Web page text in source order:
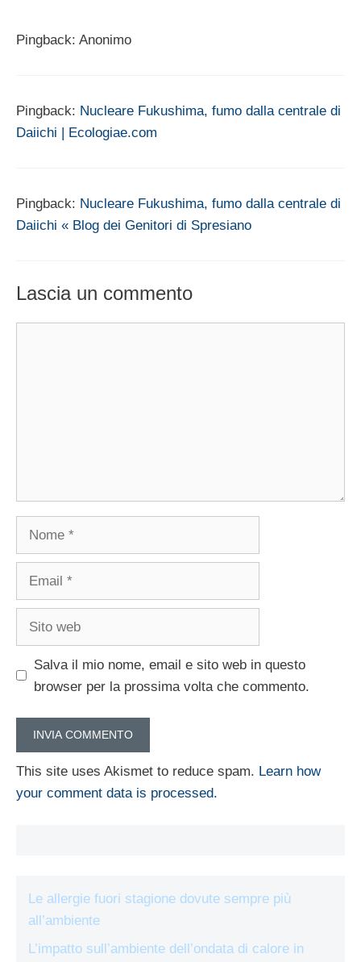
Pingback: Anonimo
Pingback: Nucleare Fukushima, fumo dalla centrale di
Daiichi | Ecologiae.com
Pingback: Nucleare Fukushima, fumo dalla centrale di
Daiichi « Blog dei Genitori di Spresiano
Lascia un commento
Salva il mio nome, email e sito web in questo
browser per la prossima volta che commento.
This site uses Akismet to reduce spam. Learn how
your comment data is processed.
Le allergie fuori stagione dovute sempre più
all’ambiente
L’impatto sull’ambiente dell’ondata di calore in